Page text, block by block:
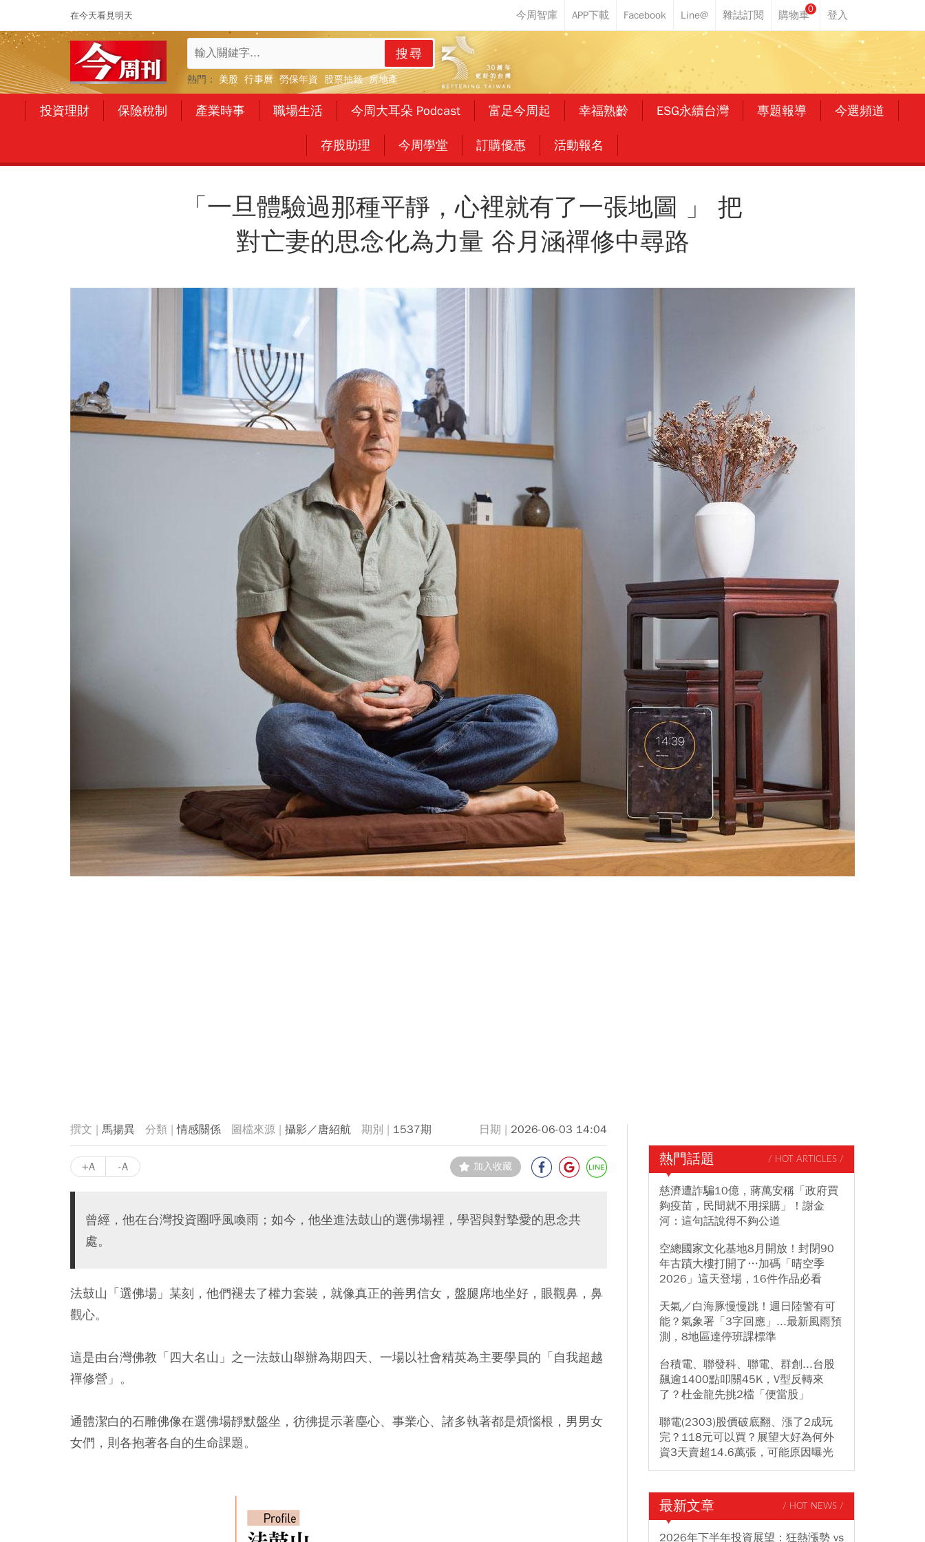
在今天看見明天
0
搜尋
熱門： 美股 行事曆 勞保年資 股票抽籤 房地產
投資理財 保險稅制 產業時事 職場生活 今周大耳朵 Podcast 富足今周起 幸福熟齡 ESG永續台灣 專題報導 今選頻道
存股助理 今周學堂 訂購優惠 活動報名
「一旦體驗過那種平靜，心裡就有了一張地圖 」 把
對亡妻的思念化為力量 谷月涵禪修中尋路
馬揚異 情感關係 攝影／唐紹航 1537期 2026-06-03 14:04
+A -A 加入收藏
曾經，他在台灣投資圈呼風喚雨；如今，他坐進法鼓山的選佛場裡，學習與對摯愛的思念共
處。
法鼓山「選佛場」某刻，他們褪去了權力套裝，就像真正的善男信女，盤腿席地坐好，眼觀鼻，鼻
觀心。
這是由台灣佛教「四大名山」之一法鼓山舉辦為期四天、一場以社會精英為主要學員的「自我超越
禪修營」。
通體潔白的石雕佛像在選佛場靜默盤坐，彷彿提示著塵心、事業心、諸多執著都是煩惱根，男男女
女們，則各抱著各自的生命課題。
熱門話題 / HOT ARTICLES /
慈濟遭詐騙10億，蔣萬安稱「政府買
夠疫苗，民間就不用採購」！謝金
河：這句話說得不夠公道
空總國家文化基地8月開放！封閉90
年古蹟大樓打開了…加碼「晴空季
2026」這天登場，16件作品必看
天氣／白海豚慢慢跳！週日陸警有可
能？氣象署「3字回應」...最新風雨預
測，8地區達停班課標準
台積電、聯發科、聯電、群創...台股
飆逾1400點叩關45K，V型反轉來
了？杜金龍先挑2檔「便當股」
聯電(2303)股價破底翻、漲了2成玩
完？118元可以買？展望大好為何外
資3天賣超14.6萬張，可能原因曝光
最新文章 / HOT NEWS /
2026年下半年投資展望：狂熱漲勢 vs